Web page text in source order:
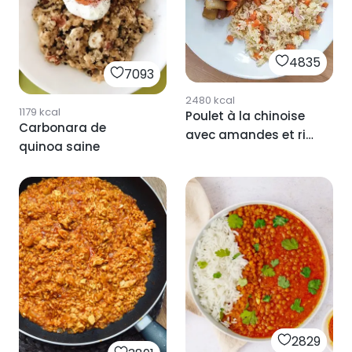
Galettes de brocoli
7093
1179 kcal
Carbonara de
quinoa saine
4835
2480 kcal
Poulet à la chinoise
avec amandes et riz
2829